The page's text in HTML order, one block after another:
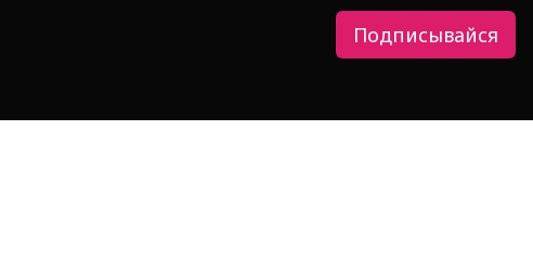
Подписывайся